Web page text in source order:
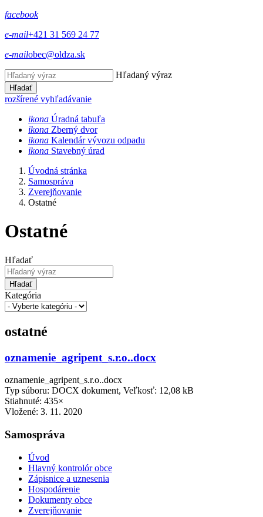
facebook
e-mail+421 31 569 24 77
e-mailobec@oldza.sk
Hľadaný výraz
Hľadať
rozšírené vyhľadávanie
ikona Úradná tabuľa
ikona Zberný dvor
ikona Kalendár vývozu odpadu
ikona Stavebný úrad
Úvodná stránka
Samospráva
Zverejňovanie
Ostatné
Ostatné
Hľadať
Hľadať
Kategória
ostatné
oznamenie_agripent_s.r.o..docx
oznamenie_agripent_s.r.o..docx
Typ súboru: DOCX dokument, Veľkosť: 12,08 kB
Stiahnuté: 435×
Vložené: 3. 11. 2020
Samospráva
Úvod
Hlavný kontrolór obce
Zápisnice a uznesenia
Hospodárenie
Dokumenty obce
Zverejňovanie